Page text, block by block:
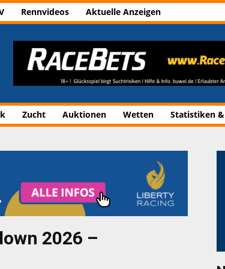
Rennvideos Aktuelle Anzeigen
Zucht Auktionen Wetten Statistiken
2026 –